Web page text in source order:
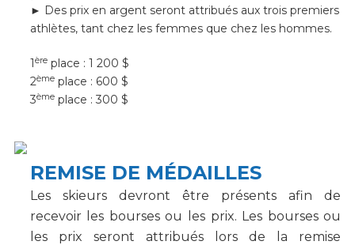
► Des prix en argent seront attribués aux trois premiers
athlètes, tant chez les femmes que chez les hommes.
1èreplace : 1 200 $
2èmeplace : 600 $
3èmeplace : 300 $
REMISE DE MÉDAILLES
Les skieurs devront être présents afin de
recevoir les bourses ou les prix. Les bourses ou
les prix seront attribués lors de la remise